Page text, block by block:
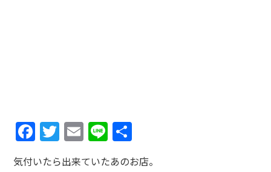
Facebook
Twitter
Email
Line
有
気付いたら出来ていたあのお店。